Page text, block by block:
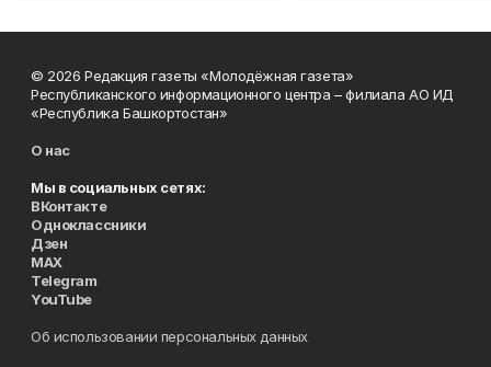
© 2026 Редакция газеты «Молодёжная газета»
Республиканского информационного центра – филиала АО ИД
«Республика Башкортостан»
О нас
Мы в социальных сетях:
ВКонтакте
Одноклассники
Дзен
MAX
Telegram
YouTube
Об использовании персональных данных